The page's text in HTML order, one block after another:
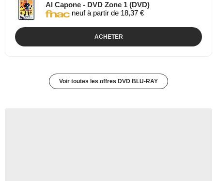
Al Capone - DVD Zone 1 (DVD)
neuf à partir de 18,37 €
ACHETER
Voir toutes les offres DVD BLU-RAY